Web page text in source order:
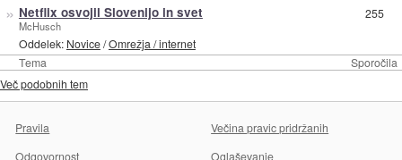
Tema Sporočila
» Netflix osvojil Slovenijo in svet
McHusch
Oddelek: Novice/Omrežja / internet
255
Več podobnih tem
Pravila
Večina pravic pridržanih
Odgovornost
Oglaševanje